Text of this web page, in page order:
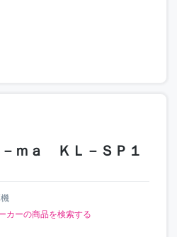
ｍａ ＫＬ－ＳＰ１
カーの商品を検索する